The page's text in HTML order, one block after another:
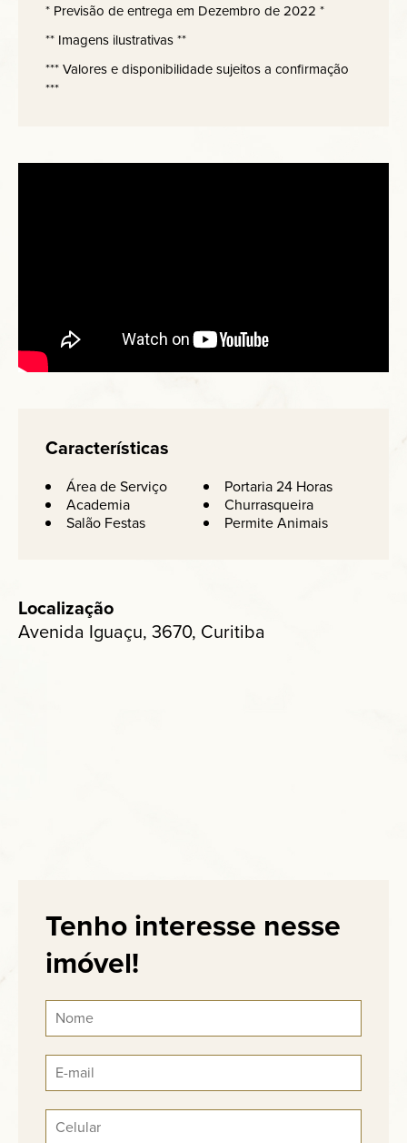
* Previsão de entrega em Dezembro de 2022 *
** Imagens ilustrativas **
*** Valores e disponibilidade sujeitos a confirmação
***
Características
Área de Serviço
Portaria 24 Horas
Academia
Churrasqueira
Salão Festas
Permite Animais
Localização
Avenida Iguaçu, 3670, Curitiba
Tenho interesse nesse
imóvel!